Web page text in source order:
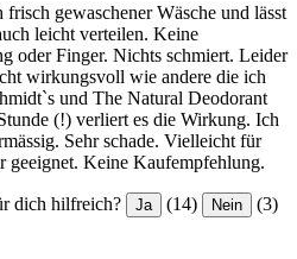
gewaschener Wäsche und lässt
leicht verteilen. Keine
oder Finger. Nichts schmiert. Leider
wirkungsvoll wie andere die ich
und The Natural Deodorant
(!) verliert es die Wirkung. Ich
Sehr schade. Vielleicht für
geeignet. Keine Kaufempfehlung.
dich hilfreich? Ja (14) Nein (3)